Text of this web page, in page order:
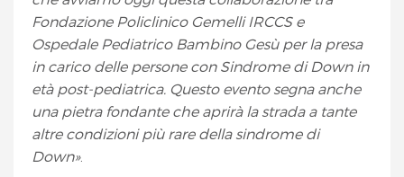
Fondazione Policlinico Gemelli IRCCS e
Ospedale Pediatrico Bambino Gesù per la presa
in carico delle persone con Sindrome di Down in
età post-pediatrica. Questo evento segna anche
una pietra fondante che aprirà la strada a tante
altre condizioni più rare della sindrome di
Down».